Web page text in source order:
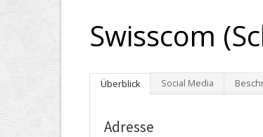
Swisscom
Überblick Social Media
Adresse